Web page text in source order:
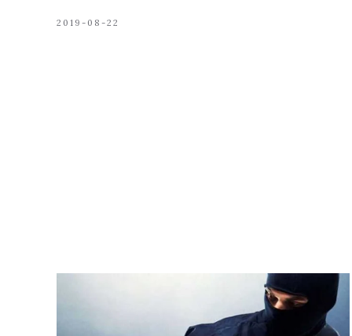
2019-08-22